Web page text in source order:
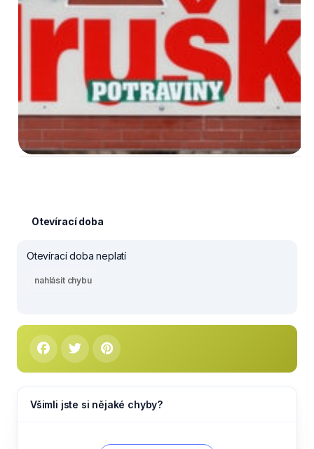
Otevírací doba
Otevírací doba neplatí
nahlásit chybu
Všimli jste si nějaké chyby?